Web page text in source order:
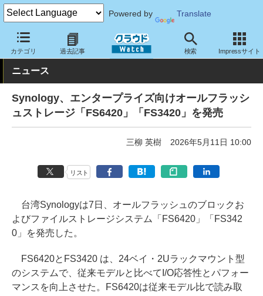
Powered by Translate
カテゴリ 過去記事 検索 Impressサイト
クラウド Watch ハード・インフラ ハードウェア ストレージ
ニュース
Synology、エンタープライズ向けオールフラッシ
ュストレージ「FS6420」「FS3420」を発売
三柳 英樹 2026年5月11日 10:00
リスト
台湾Synologyは7日、オールフラッシュのブロックお
よびファイルストレージシステム「FS6420」「FS342
0」を発売した。
FS6420とFS3420 は、24ベイ・2Uラックマウント型
のシステムで、従来モデルと比べてI/O応答性とパフォー
マンスを向上させた。FS6420は従来モデル比で読み取